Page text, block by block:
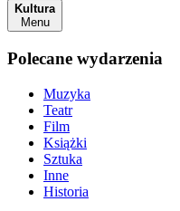
Kultura
Menu
Polecane wydarzenia
Muzyka
Teatr
Film
Książki
Sztuka
Inne
Historia